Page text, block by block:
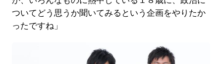
ついてどう思うか聞いてみるという企画をやりたか
ったですね」